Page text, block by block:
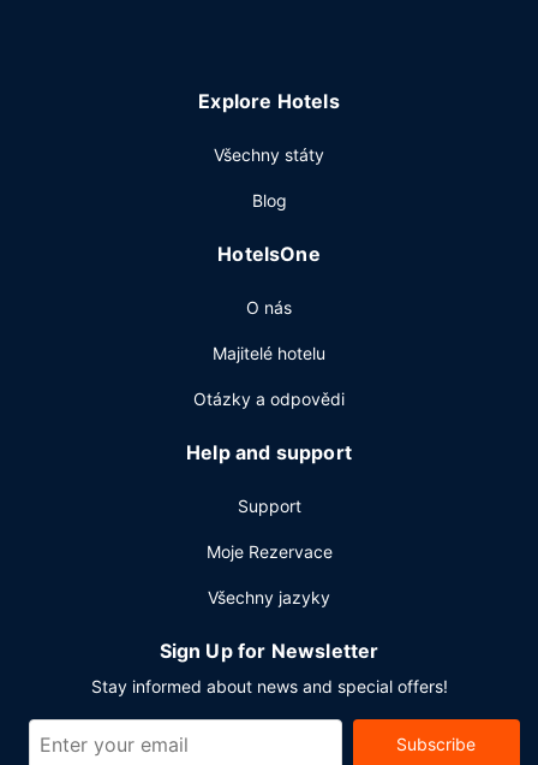
Explore Hotels
Všechny státy
Blog
HotelsOne
O nás
Majitelé hotelu
Otázky a odpovědi
Help and support
Support
Moje Rezervace
Všechny jazyky
Sign Up for Newsletter
Stay informed about news and special offers!
Subscribe